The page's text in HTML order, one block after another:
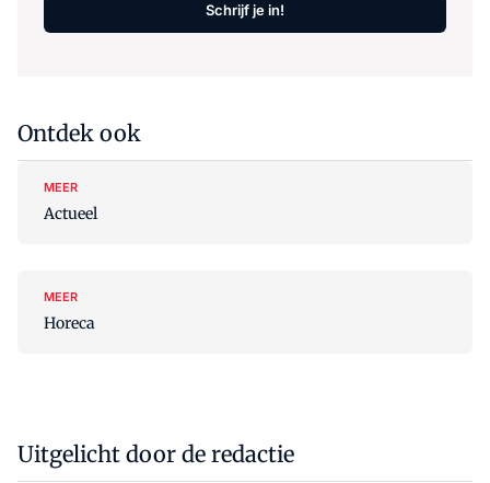
Schrijf je in!
Ontdek ook
MEER
Actueel
MEER
Horeca
Uitgelicht door de redactie